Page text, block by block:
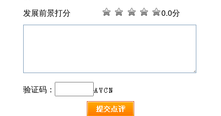
发展前景打分
0.0分
验证码：